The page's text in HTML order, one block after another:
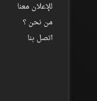
للإعلان معنا
من نحن ؟
اتصل بنا